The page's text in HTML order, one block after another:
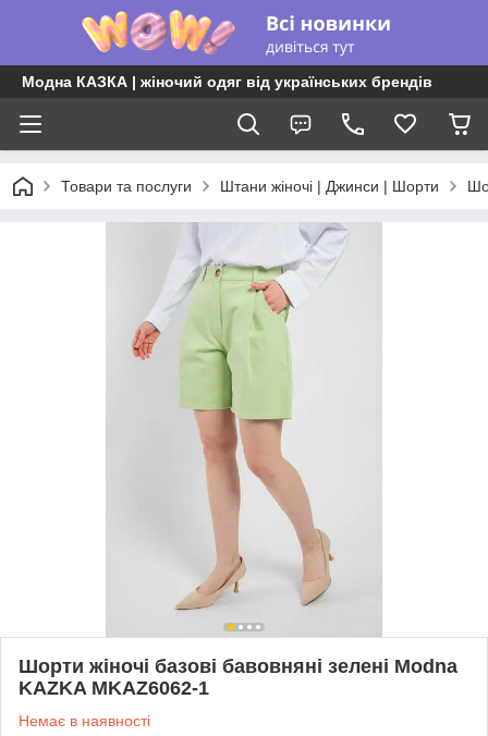
Модна КАЗКА | жіночий одяг від українських брендів
Товари та послуги Штани жіночі | Джинси | Шорти
Шорти жіночі базові бавовняні зелені Modna
KAZKA MKAZ6062-1
Немає в наявності